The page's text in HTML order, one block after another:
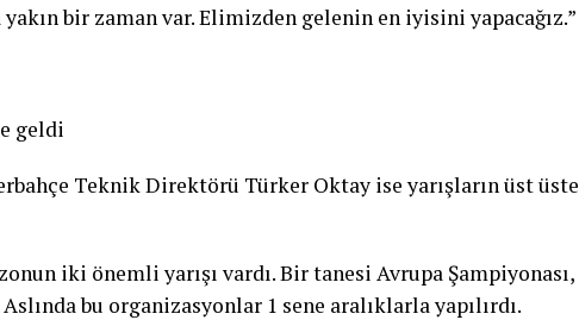
bir zaman var. Elimizden gelenin en iyisini yapacağız.”
geldi
Teknik Direktörü Türker Oktay ise yarışların üst üste
iki önemli yarışı vardı. Bir tanesi Avrupa Şampiyonası,
bu organizasyonlar 1 sene aralıklarla yapılırdı.